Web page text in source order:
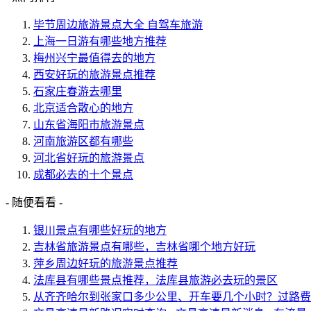
毕节周边旅游景点大全 自驾车旅游
上海一日游有哪些地方推荐
梅州兴宁最值得去的地方
西安好玩的旅游景点推荐
石家庄春游去哪里
北京适合散心的地方
山东省海阳市旅游景点
河南旅游区都有哪些
河北省好玩的旅游景点
成都必去的十个景点
- 随便看看 -
银川景点有哪些好玩的地方
吉林省旅游景点有哪些，吉林省哪个地方好玩
萍乡周边好玩的旅游景点推荐
法库县有哪些景点推荐，法库县旅游必去玩的景区
从齐齐哈尔到张家口多少公里、开车要几个小时？过路